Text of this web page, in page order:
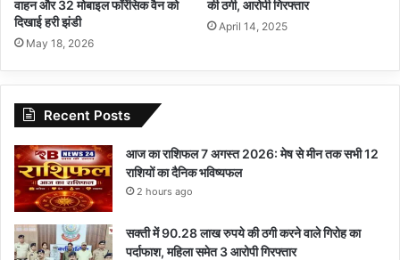
वाहन और 32 मोबाइल फॉरेंसिक वैन को
दिखाई हरी झंडी
May 18, 2026
की ठगी, आरोपी गिरफ्तार
April 14, 2025
Recent Posts
आज का राशिफल 7 अगस्त 2026: मेष से मीन तक सभी 12
राशियों का दैनिक भविष्यफल
2 hours ago
सक्ती में 90.28 लाख रुपये की ठगी करने वाले गिरोह का
पर्दाफाश, महिला समेत 3 आरोपी गिरफ्तार